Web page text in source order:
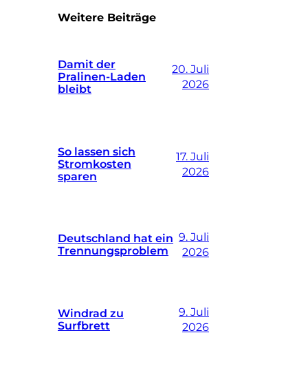
Weitere Beiträge
Damit der
Pralinen-Laden
bleibt
20. Juli
2026
So lassen sich
Stromkosten
sparen
17. Juli
2026
Deutschland hat ein
Trennungsproblem
9. Juli
2026
Windrad zu
Surfbrett
9. Juli
2026